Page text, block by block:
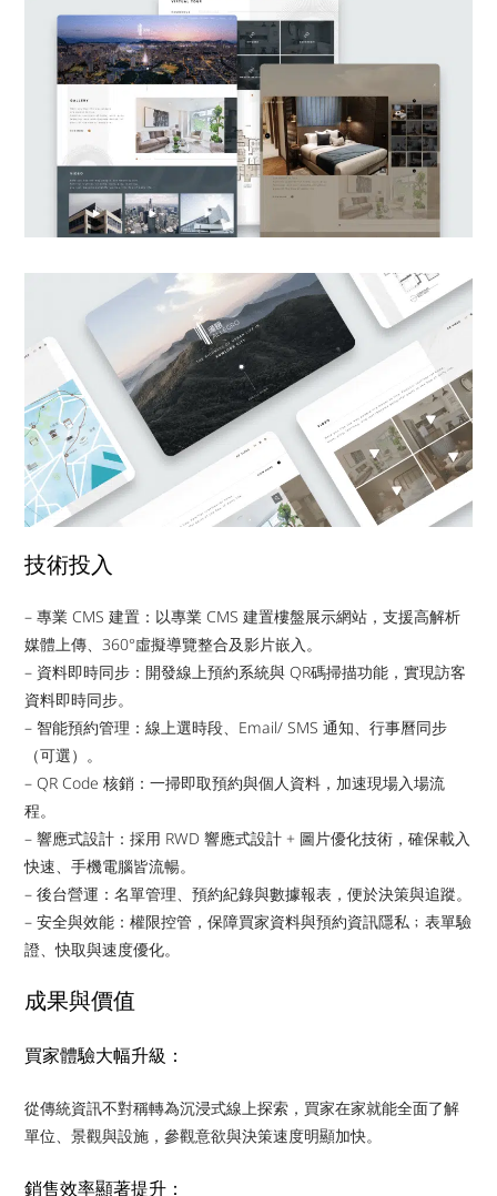
技術投入
– 專業 CMS 建置：以專業 CMS 建置樓盤展示網站，支援高解析
媒體上傳、360°虛擬導覽整合及影片嵌入。
– 資料即時同步：開發線上預約系統與 QR碼掃描功能，實現訪客
資料即時同步。
– 智能預約管理：線上選時段、Email/ SMS 通知、行事曆同步
（可選）。
– QR Code 核銷：一掃即取預約與個人資料，加速現場入場流
程。
– 響應式設計：採用 RWD 響應式設計 + 圖片優化技術，確保載入
快速、手機電腦皆流暢。
– 後台營運：名單管理、預約紀錄與數據報表，便於決策與追蹤。
– 安全與效能：權限控管，保障買家資料與預約資訊隱私﹔表單驗
證、快取與速度優化。
成果與價值
買家體驗大幅升級：
從傳統資訊不對稱轉為沉浸式線上探索，買家在家就能全面了解
單位、景觀與設施，參觀意欲與決策速度明顯加快。
銷售效率顯著提升：